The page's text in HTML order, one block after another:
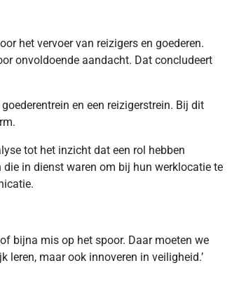
het vervoer van reizigers en goederen.
onvoldoende aandacht. Dat concludeert
en een reizigerstrein. Bij dit
tot het inzicht dat een rol hebben
in dienst waren om bij hun werklocatie te
bijna mis op het spoor. Daar moeten we
leren, maar ook innoveren in veiligheid.’